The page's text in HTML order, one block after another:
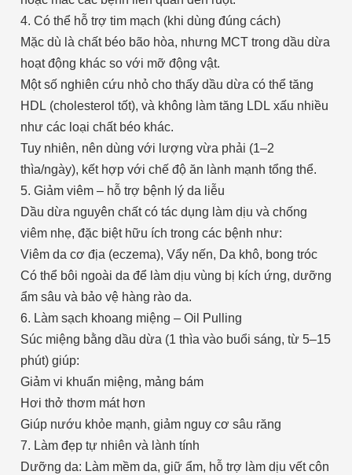
4. Có thể hỗ trợ tim mạch (khi dùng đúng cách)
Mặc dù là chất béo bão hòa, nhưng MCT trong dầu dừa
hoạt động khác so với mỡ động vật.
Một số nghiên cứu nhỏ cho thấy dầu dừa có thể tăng
HDL (cholesterol tốt), và không làm tăng LDL xấu nhiều
như các loại chất béo khác.
Tuy nhiên, nên dùng với lượng vừa phải (1–2
thìa/ngày), kết hợp với chế độ ăn lành mạnh tổng thể.
5. Giảm viêm – hỗ trợ bệnh lý da liễu
Dầu dừa nguyên chất có tác dụng làm dịu và chống
viêm nhẹ, đặc biệt hữu ích trong các bệnh như:
Viêm da cơ địa (eczema), Vẩy nến, Da khô, bong tróc
Có thể bôi ngoài da để làm dịu vùng bị kích ứng, dưỡng
ẩm sâu và bảo vệ hàng rào da.
6. Làm sạch khoang miệng – Oil Pulling
Súc miệng bằng dầu dừa (1 thìa vào buổi sáng, từ 5–15
phút) giúp:
Giảm vi khuẩn miệng, mảng bám
Hơi thở thơm mát hơn
Giúp nướu khỏe mạnh, giảm nguy cơ sâu răng
7. Làm đẹp tự nhiên và lành tính
Dưỡng da: Làm mềm da, giữ ẩm, hỗ trợ làm dịu vết côn